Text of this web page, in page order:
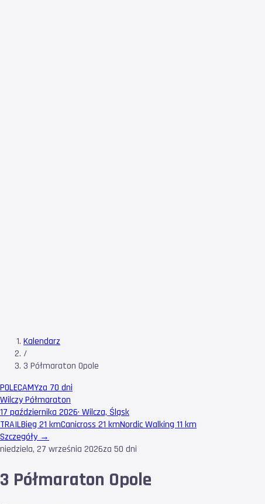
Kalendarz
/
3 Półmaraton Opole
POLECAMYza 70 dni
Wilczy Półmaraton
17 października 2026· Wilcza, Śląsk
TRAILBieg 21 kmCanicross 21 kmNordic Walking 11 km
Szczegóły →
niedziela, 27 września 2026za 50 dni
3 Półmaraton Opole